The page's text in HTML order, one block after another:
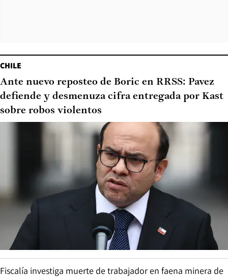
CHILE
Ante nuevo reposteo de Boric en RRSS: Pavez
defiende y desmenuza cifra entregada por Kast
sobre robos violentos
Fiscalía investiga muerte de trabajador en faena minera de